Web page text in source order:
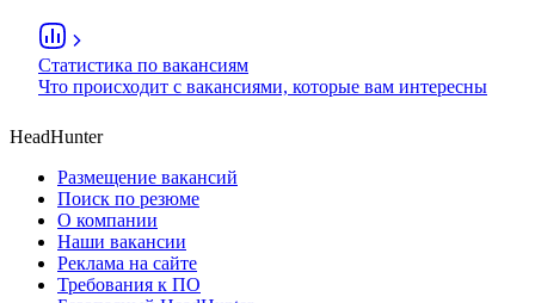
Статистика по вакансиям
Что происходит с вакансиями, которые вам интересны
HeadHunter
Размещение вакансий
Поиск по резюме
О компании
Наши вакансии
Реклама на сайте
Требования к ПО